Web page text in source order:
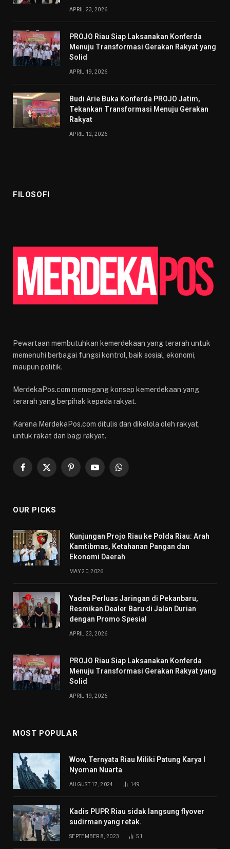
APRIL 23, 2026
PROJO Riau Siap Laksanakan Konferda
Menuju Transformasi Gerakan Rakyat yang
Solid
APRIL 19, 2026
Budi Arie Buka Konferda PROJO Jatim,
Tekankan Transformasi Menuju Gerakan
Rakyat
APRIL 12, 2026
FILOSOFI
Pewartaan membutuhkan kemerdekaan yang terarah untuk
memenuhi berbagai fungsi kontrol, baik sosial, ekonomi,
maupun politik.
MerdekaPos.com memegang konsep kemerdekaan yang
terarah yang berpihak kepada rakyat.
Karena MerdekaPos.com ditulis dan dikelola oleh rakyat,
untuk rakat dan bagi rakyat.
Facebook
X
PinterestYouTubeWhatsApp
OUR PICKS
Kunjungan Projo Riau ke Polda Riau: Arah
Kamtibmas, Ketahanan Pangan dan
Ekonomi Daerah
MAY 20, 2026
Yadea Perluas Jaringan di Pekanbaru,
Resmikan Dealer Baru di Jalan Durian
dengan Promo Spesial
APRIL 23, 2026
PROJO Riau Siap Laksanakan Konferda
Menuju Transformasi Gerakan Rakyat yang
Solid
APRIL 19, 2026
MOST POPULAR
Wow, Ternyata Riau Miliki Patung Karya I
Nyoman Nuarta
AUGUST 17, 2024 149
Kadis PUPR Riau sidak langsung flyover
sudirman yang retak.
SEPTEMBER 8, 2023 51